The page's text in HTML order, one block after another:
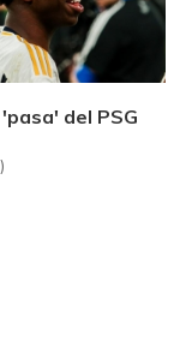
del PSG